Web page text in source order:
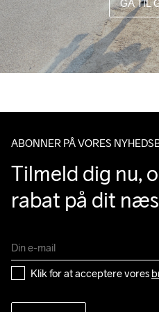
GÅ TIL
ABONNER PÅ VORES
Tilmeld dig nu,
rabat på dit
Klik for at acceptere vores